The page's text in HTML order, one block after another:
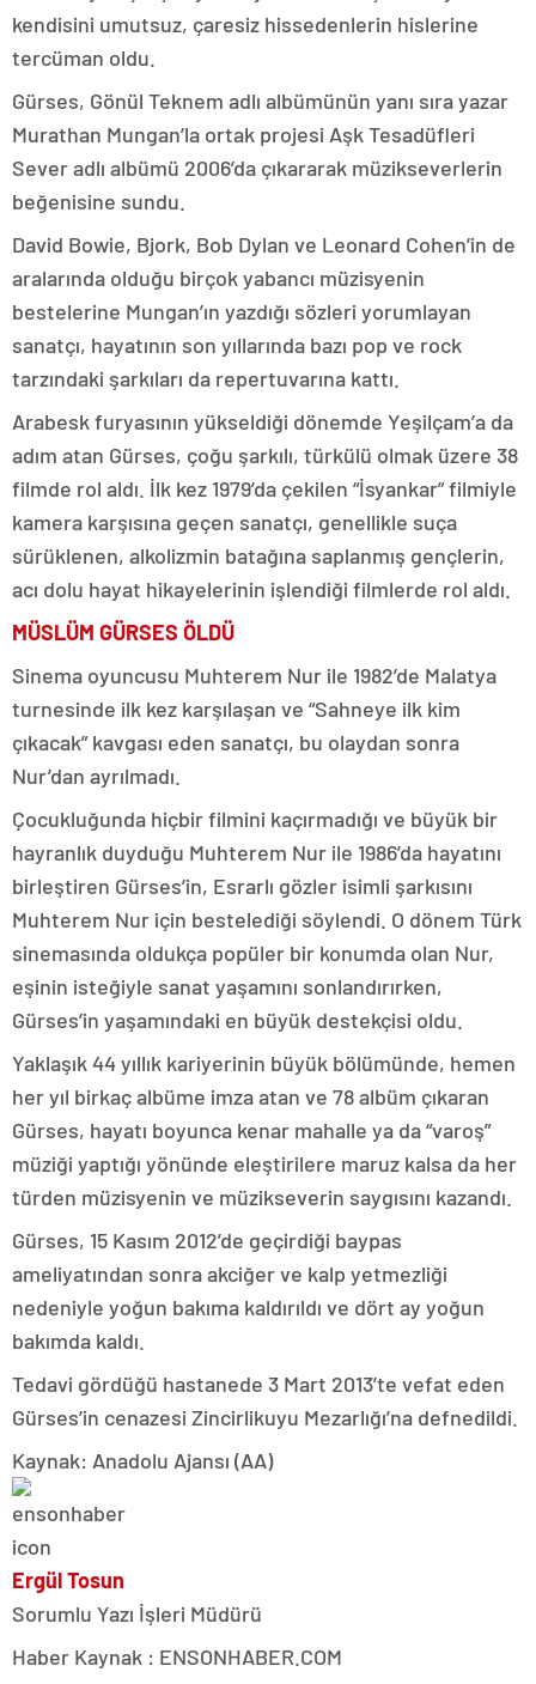
kendisini umutsuz, çaresiz hissedenlerin hislerine
tercüman oldu.
Gürses, Gönül Teknem adlı albümünün yanı sıra yazar
Murathan Mungan’la ortak projesi Aşk Tesadüfleri
Sever adlı albümü 2006’da çıkararak müzikseverlerin
beğenisine sundu.
David Bowie, Bjork, Bob Dylan ve Leonard Cohen’in de
aralarında olduğu birçok yabancı müzisyenin
bestelerine Mungan’ın yazdığı sözleri yorumlayan
sanatçı, hayatının son yıllarında bazı pop ve rock
tarzındaki şarkıları da repertuvarına kattı.
Arabesk furyasının yükseldiği dönemde Yeşilçam’a da
adım atan Gürses, çoğu şarkılı, türkülü olmak üzere 38
filmde rol aldı. İlk kez 1979’da çekilen “İsyankar” filmiyle
kamera karşısına geçen sanatçı, genellikle suça
sürüklenen, alkolizmin batağına saplanmış gençlerin,
acı dolu hayat hikayelerinin işlendiği filmlerde rol aldı.
MÜSLÜM GÜRSES ÖLDÜ
Sinema oyuncusu Muhterem Nur ile 1982’de Malatya
turnesinde ilk kez karşılaşan ve “Sahneye ilk kim
çıkacak” kavgası eden sanatçı, bu olaydan sonra
Nur’dan ayrılmadı.
Çocukluğunda hiçbir filmini kaçırmadığı ve büyük bir
hayranlık duyduğu Muhterem Nur ile 1986’da hayatını
birleştiren Gürses’in, Esrarlı gözler isimli şarkısını
Muhterem Nur için bestelediği söylendi. O dönem Türk
sinemasında oldukça popüler bir konumda olan Nur,
eşinin isteğiyle sanat yaşamını sonlandırırken,
Gürses’in yaşamındaki en büyük destekçisi oldu.
Yaklaşık 44 yıllık kariyerinin büyük bölümünde, hemen
her yıl birkaç albüme imza atan ve 78 albüm çıkaran
Gürses, hayatı boyunca kenar mahalle ya da “varoş”
müziği yaptığı yönünde eleştirilere maruz kalsa da her
türden müzisyenin ve müzikseverin saygısını kazandı.
Gürses, 15 Kasım 2012’de geçirdiği baypas
ameliyatından sonra akciğer ve kalp yetmezliği
nedeniyle yoğun bakıma kaldırıldı ve dört ay yoğun
bakımda kaldı.
Tedavi gördüğü hastanede 3 Mart 2013’te vefat eden
Gürses’in cenazesi Zincirlikuyu Mezarlığı’na defnedildi.
Kaynak: Anadolu Ajansı (AA)
Ergül Tosun
Sorumlu Yazı İşleri Müdürü
Haber Kaynak : ENSONHABER.COM